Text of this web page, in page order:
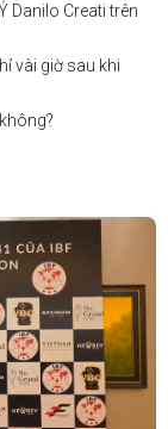
khá muộn, vì
với mình."
Danilo Creati trên
vài giờ sau khi